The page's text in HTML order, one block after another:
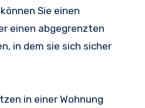
Sie einen
einen abgegrenzten
in dem sie sich sicher
in einer Wohnung